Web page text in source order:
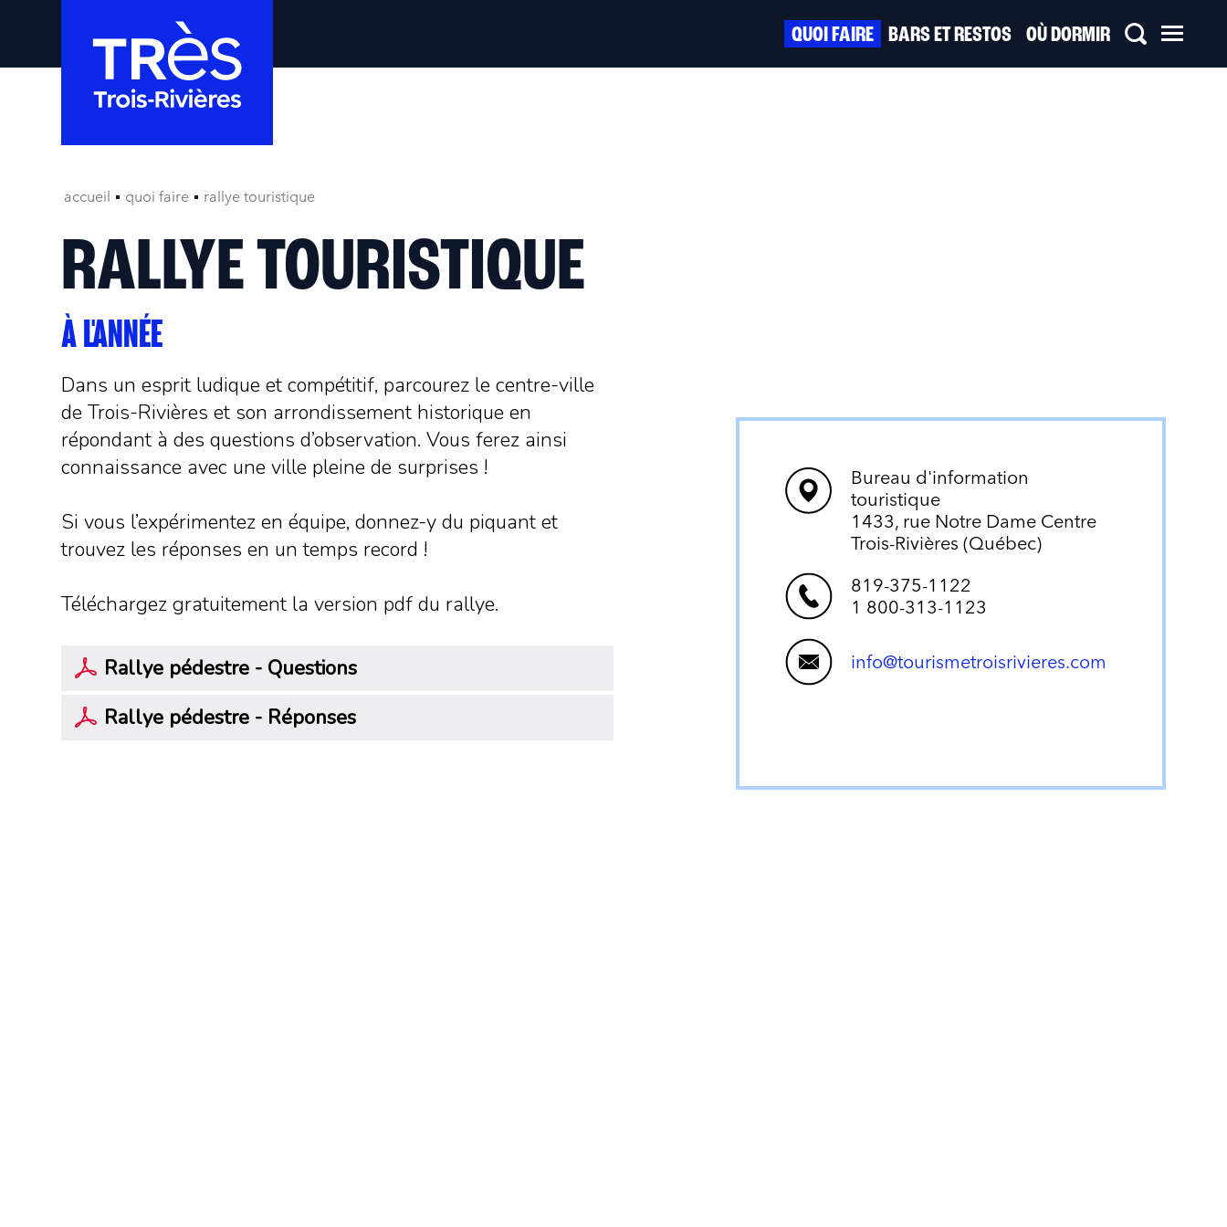
QUOI FAIRE BARS ET RESTOS OÙ DORMIR
accueil quoi faire rallye touristique
RALLYE TOURISTIQUE
À L'ANNÉE
Dans un esprit ludique et compétitif, parcourez le centre-ville
de Trois-Rivières et son arrondissement historique en
répondant à des questions d’observation. Vous ferez ainsi
connaissance avec une ville pleine de surprises !
Si vous l’expérimentez en équipe, donnez-y du piquant et
trouvez les réponses en un temps record !
Téléchargez gratuitement la version pdf du rallye.
Rallye pédestre - Questions
Rallye pédestre - Réponses
Bureau d'information
touristique
1433, rue Notre Dame Centre
Trois-Rivières (Québec)
819-375-1122
1 800-313-1123
info@tourismetroisrivieres.com